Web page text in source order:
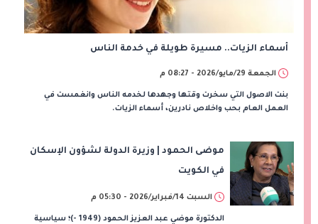
أسماء الزيات.. مسيرة طويلة في خدمة الناس
الجمعة 29/مايو/2026 - 08:27 م
بنت الاصول التي سخرت وقتها وجهدها لخدمه الناس وانغمست في
العمل العام بحب واخلاص نادرين، أسماء الزيات.
موضى الحمود | وزيرة الدولة لشؤون الإسكان
في الكويت
السبت 14/فبراير/2026 - 05:30 م
الدكتورة موضي عبد العزيز الحمود (1949 -)؛ سياسية